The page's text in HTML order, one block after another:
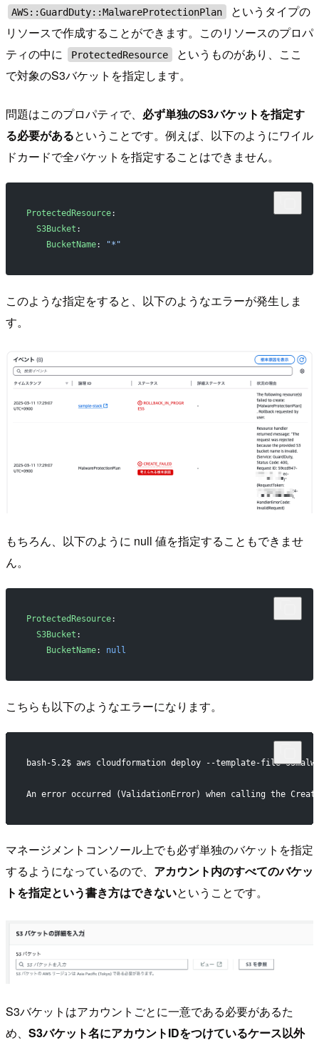
AWS::GuardDuty::MalwareProtectionPlan
というタイプの
リソースで作成することができます。このリソースのプロパ
ティの中に
ProtectedResource
というものがあり、ここ
で対象のS3バケットを指定します。
問題はこのプロパティで、 必ず単独のS3バケットを指定す
る必要があるということです。例えば、以下のようにワイル
ドカードで全バケットを指定することはできません。
ProtectedResource:
  S3Bucket
:
    BucketName
: "*"
このような指定をすると、以下のようなエラーが発生しま
す。
もちろん、以下のように null 値を指定することもできませ
ん。
ProtectedResource:
  S3Bucket
:
    BucketName
: null
こちらも以下のようなエラーになります。
bash-5.2$ aws cloudformation deploy --template-file
An error occurred (ValidationError) when calling the
マネージメントコンソール上でも必ず単独のバケットを指定
するようになっているので、 アカウント内のすべてのバケッ
トを指定という書き方はできないということです。
S3バケットはアカウントごとに一意である必要があるた
め、 S3バケット名にアカウントIDをつけているケース以外